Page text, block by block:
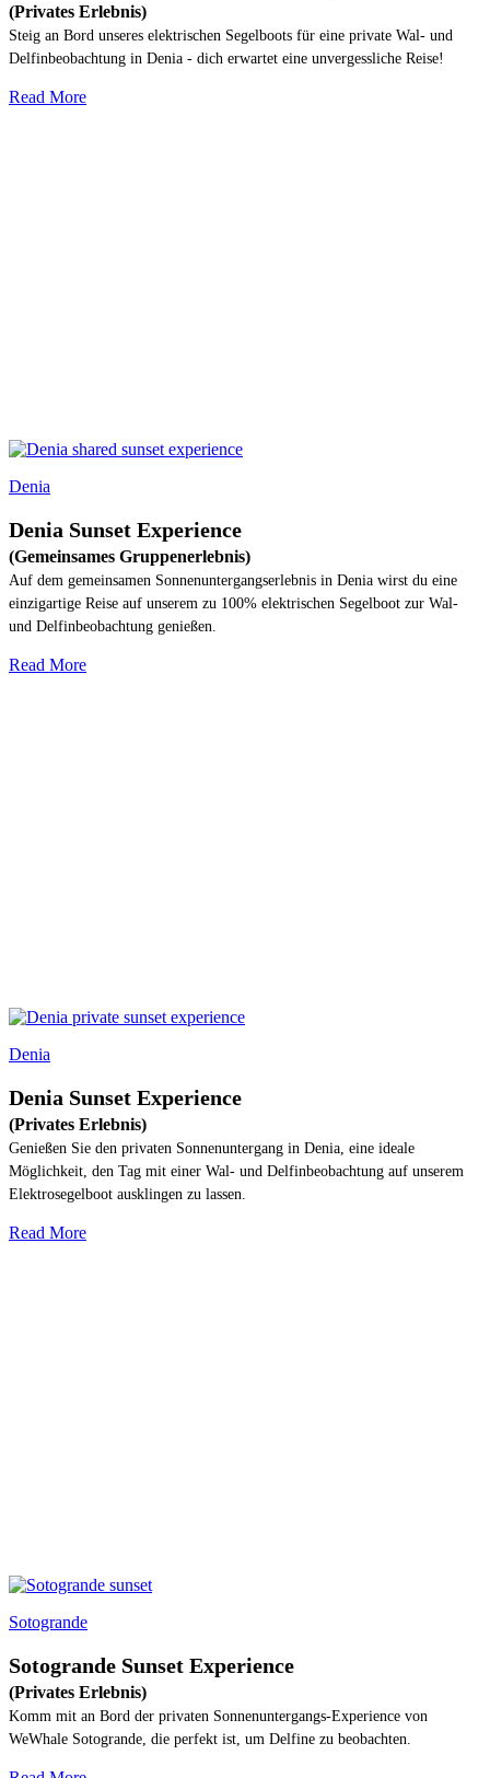
(Privates Erlebnis)
Steig an Bord unseres elektrischen Segelboots für eine private Wal- und
Delfinbeobachtung in Denia - dich erwartet eine unvergessliche Reise!
Read More
Denia
Denia Sunset Experience
(Gemeinsames Gruppenerlebnis)
Auf dem gemeinsamen Sonnenuntergangserlebnis in Denia wirst du eine
einzigartige Reise auf unserem zu 100% elektrischen Segelboot zur Wal-
und Delfinbeobachtung genießen.
Read More
Denia
Denia Sunset Experience
(Privates Erlebnis)
Genießen Sie den privaten Sonnenuntergang in Denia, eine ideale
Möglichkeit, den Tag mit einer Wal- und Delfinbeobachtung auf unserem
Elektrosegelboot ausklingen zu lassen.
Read More
Sotogrande
Sotogrande Sunset Experience
(Privates Erlebnis)
Komm mit an Bord der privaten Sonnenuntergangs-Experience von
WeWhale Sotogrande, die perfekt ist, um Delfine zu beobachten.